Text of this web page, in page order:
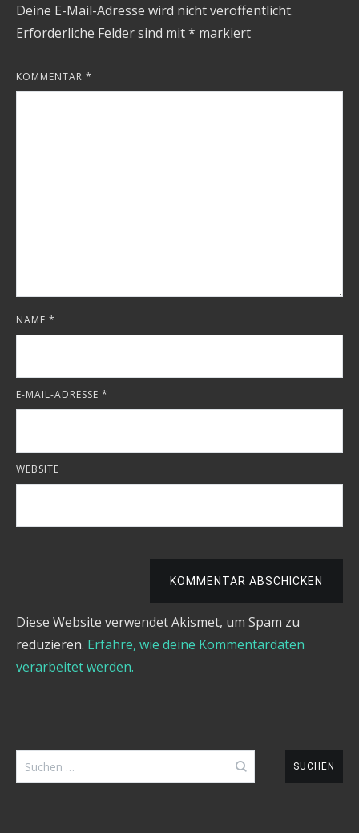
Deine E-Mail-Adresse wird nicht veröffentlicht.
Erforderliche Felder sind mit* markiert
KOMMENTAR *
NAME *
E-MAIL-ADRESSE *
WEBSITE
KOMMENTAR ABSCHICKEN
Diese Website verwendet Akismet, um Spam zu
reduzieren. Erfahre, wie deine Kommentardaten
verarbeitet werden.
Suchen
nach: